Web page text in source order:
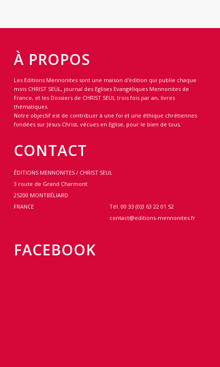
À PROPOS
Les Editions Mennonites sont une maison d'édition qui publie chaque
mois CHRIST SEUL, journal des Eglises Evangéliques Mennonites de
France, et les Dossiers de CHRIST SEUL trois fois par an, livres
thématiques.
Notre objectif est de contribuer à une foi et une éthique chrétiennes
fondées sur Jésus-Christ, vécues en Eglise, pour le bien de tous.
CONTACT
ÉDITIONS MENNONITES / CHRIST SEUL
3 route de Grand Charmont
25200 MONTBÉLIARD
FRANCE
Tél. 00 33 (0)3 63 22 01 52
contact@editions-mennonites.fr
FACEBOOK